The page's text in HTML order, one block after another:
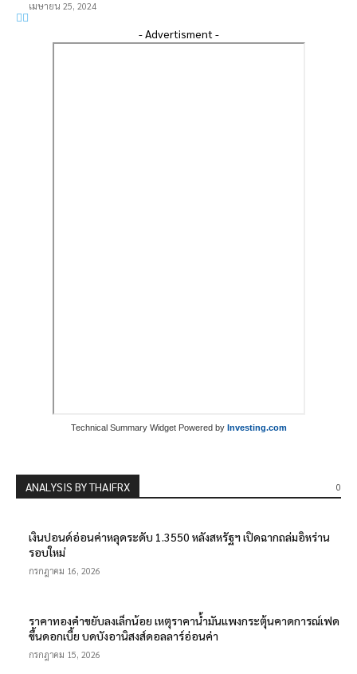
เมษายน 25, 2024
- Advertisment -
Technical Summary Widget Powered by Investing.com
0
ANALYSIS BY THAIFRX
เงินปอนด์อ่อนค่าหลุดระดับ 1.3550 หลังสหรัฐฯ เปิดฉากถล่มอิหร่าน
รอบใหม่
กรกฎาคม 16, 2026
ราคาทองคำขยับลงเล็กน้อย เหตุราคาน้ำมันแพงกระตุ้นคาดการณ์เฟด
ขึ้นดอกเบี้ย บดบังอานิสงส์ดอลลาร์อ่อนค่า
กรกฎาคม 15, 2026